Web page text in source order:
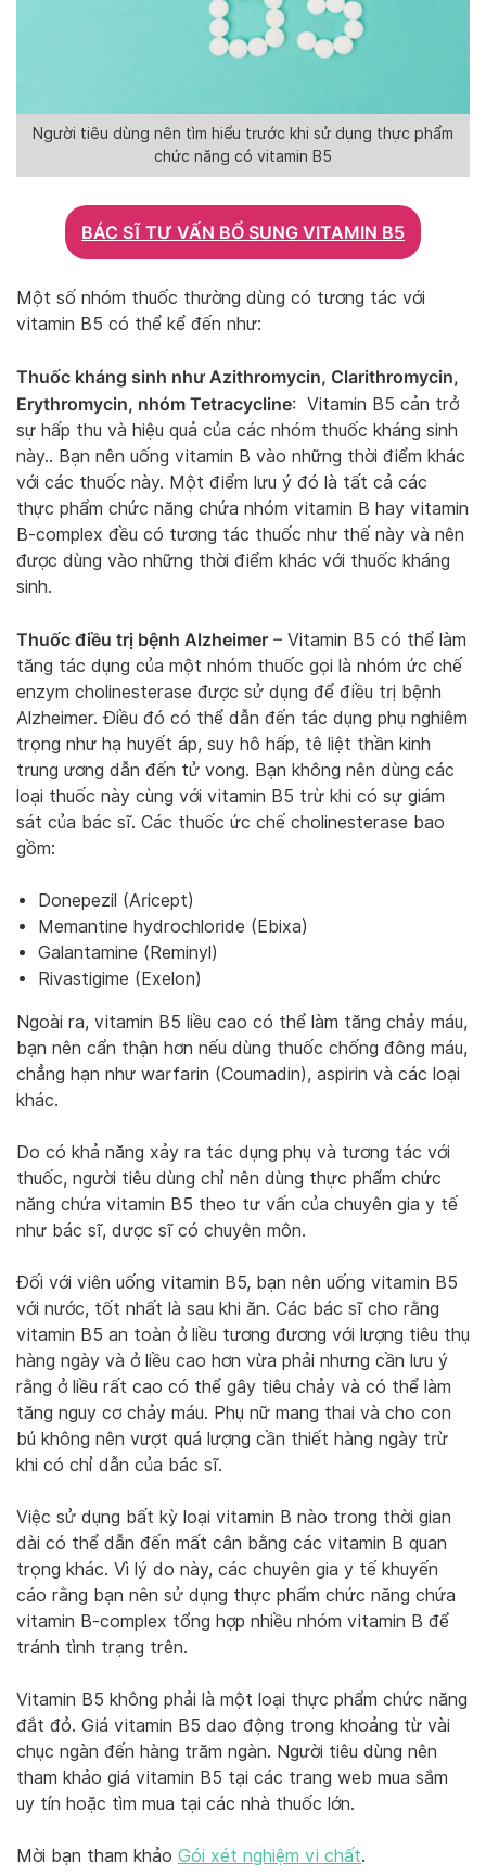
Người tiêu dùng nên tìm hiểu trước khi sử dụng thực phẩm
chức năng có vitamin B5
BÁC SĨ TƯ VẤN BỔ SUNG VITAMIN B5
Một số nhóm thuốc thường dùng có tương tác với
vitamin B5 có thể kể đến như:
Thuốc kháng sinh như Azithromycin, Clarithromycin,
Erythromycin, nhóm Tetracycline: Vitamin B5 cản trở
sự hấp thu và hiệu quả của các nhóm thuốc kháng sinh
này.. Bạn nên uống vitamin B vào những thời điểm khác
với các thuốc này. Một điểm lưu ý đó là tất cả các
thực phẩm chức năng chứa nhóm vitamin B hay vitamin
B-complex đều có tương tác thuốc như thế này và nên
được dùng vào những thời điểm khác với thuốc kháng
sinh.
Thuốc điều trị bệnh Alzheimer – Vitamin B5 có thể làm
tăng tác dụng của một nhóm thuốc gọi là nhóm ức chế
enzym cholinesterase được sử dụng để điều trị bệnh
Alzheimer. Điều đó có thể dẫn đến tác dụng phụ nghiêm
trọng như hạ huyết áp, suy hô hấp, tê liệt thần kinh
trung ương dẫn đến tử vong. Bạn không nên dùng các
loại thuốc này cùng với vitamin B5 trừ khi có sự giám
sát của bác sĩ. Các thuốc ức chế cholinesterase bao
gồm:
Donepezil (Aricept)
Memantine hydrochloride (Ebixa)
Galantamine (Reminyl)
Rivastigime (Exelon)
Ngoài ra, vitamin B5 liều cao có thể làm tăng chảy máu,
bạn nên cẩn thận hơn nếu dùng thuốc chống đông máu,
chẳng hạn như warfarin (Coumadin), aspirin và các loại
khác.
Do có khả năng xảy ra tác dụng phụ và tương tác với
thuốc, người tiêu dùng chỉ nên dùng thực phẩm chức
năng chứa vitamin B5 theo tư vấn của chuyên gia y tế
như bác sĩ, dược sĩ có chuyên môn.
Đối với viên uống vitamin B5, bạn nên uống vitamin B5
với nước, tốt nhất là sau khi ăn. Các bác sĩ cho rằng
vitamin B5 an toàn ở liều tương đương với lượng tiêu thụ
hàng ngày và ở liều cao hơn vừa phải nhưng cần lưu ý
rằng ở liều rất cao có thể gây tiêu chảy và có thể làm
tăng nguy cơ chảy máu. Phụ nữ mang thai và cho con
bú không nên vượt quá lượng cần thiết hàng ngày trừ
khi có chỉ dẫn của bác sĩ.
Việc sử dụng bất kỳ loại vitamin B nào trong thời gian
dài có thể dẫn đến mất cân bằng các vitamin B quan
trọng khác. Vì lý do này, các chuyên gia y tế khuyến
cáo rằng bạn nên sử dụng thực phẩm chức năng chứa
vitamin B-complex tổng hợp nhiều nhóm vitamin B để
tránh tình trạng trên.
Vitamin B5 không phải là một loại thực phẩm chức năng
đắt đỏ. Giá vitamin B5 dao động trong khoảng từ vài
chục ngàn đến hàng trăm ngàn. Người tiêu dùng nên
tham khảo giá vitamin B5 tại các trang web mua sắm
uy tín hoặc tìm mua tại các nhà thuốc lớn.
Mời bạn tham khảo Gói xét nghiệm vi chất.